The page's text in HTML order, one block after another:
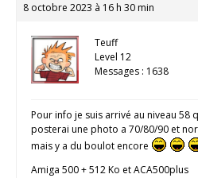
8 octobre 2023 à 16 h 30 min
Teuff
Level 12
Messages : 1638
Pour info je suis arrivé au niveau 58
posterai une photo a 70/80/90 et
mais y a du boulot encore
Amiga 500 + 512 Ko et ACA500plus